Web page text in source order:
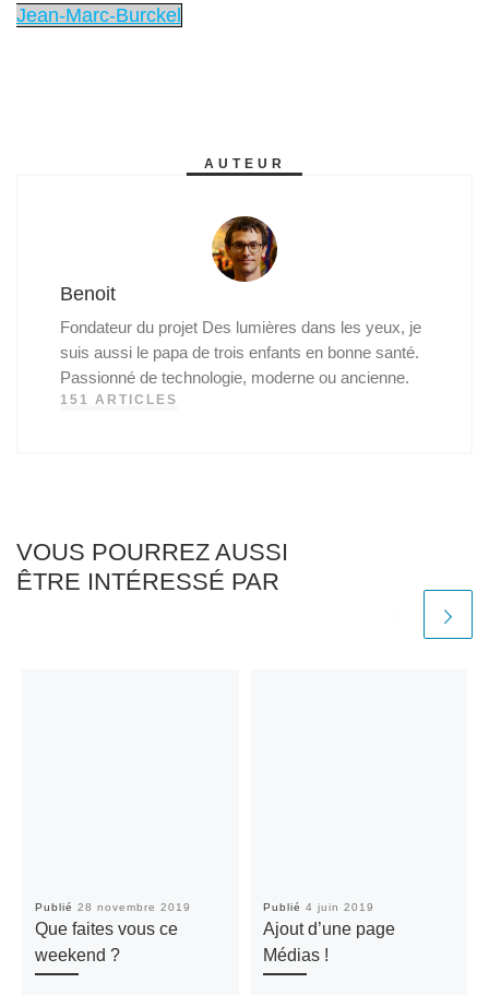
Jean-Marc-Burckel
AUTEUR
Benoit
Fondateur du projet Des lumières dans les yeux, je
suis aussi le papa de trois enfants en bonne santé.
Passionné de technologie, moderne ou ancienne.
151 ARTICLES
VOUS POURREZ AUSSI
ÊTRE INTÉRESSÉ PAR
Publié 28 novembre 2019
Que faites vous ce
weekend ?
Publié 4 juin 2019
Ajout d’une page
Médias !